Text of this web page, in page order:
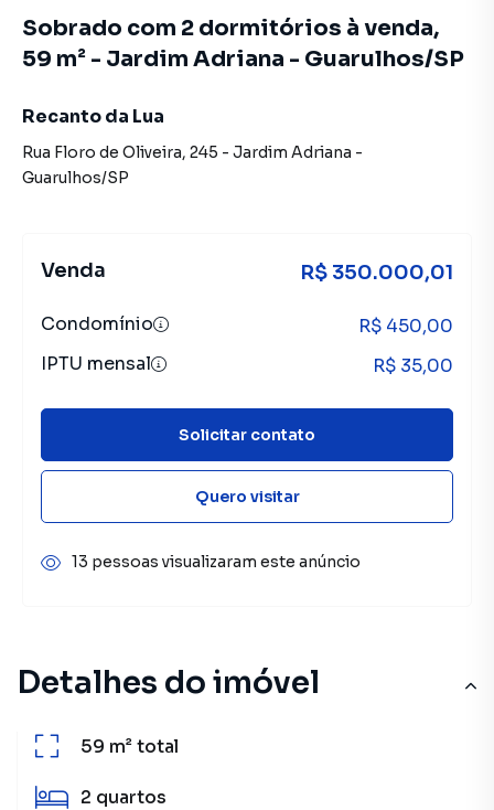
Detalhes do imóvel
59 m²total
2 quartos
Sobrado com 2 dormitórios à venda,
59 m² - Jardim Adriana - Guarulhos/SP
Recanto da Lua
Rua Floro de Oliveira, 245 - Jardim Adriana -
Guarulhos/SP
Venda R$ 350.000,01
Condomínio
R$ 450,00
IPTU mensal
R$ 35,00
Solicitar contato
Quero visitar
13 pessoas visualizaram este anúncio